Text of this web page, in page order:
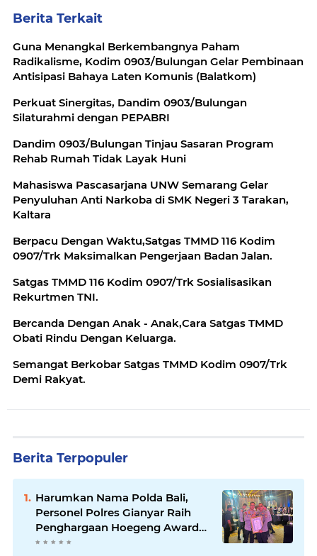
Berita Terkait
Guna Menangkal Berkembangnya Paham
Radikalisme, Kodim 0903/Bulungan Gelar Pembinaan
Antisipasi Bahaya Laten Komunis (Balatkom)
Perkuat Sinergitas, Dandim 0903/Bulungan
Silaturahmi dengan PEPABRI
Dandim 0903/Bulungan Tinjau Sasaran Program
Rehab Rumah Tidak Layak Huni
Mahasiswa Pascasarjana UNW Semarang Gelar
Penyuluhan Anti Narkoba di SMK Negeri 3 Tarakan,
Kaltara
Berpacu Dengan Waktu,Satgas TMMD 116 Kodim
0907/Trk Maksimalkan Pengerjaan Badan Jalan.
Satgas TMMD 116 Kodim 0907/Trk Sosialisasikan
Rekurtmen TNI.
Bercanda Dengan Anak - Anak,Cara Satgas TMMD
Obati Rindu Dengan Keluarga.
Semangat Berkobar Satgas TMMD Kodim 0907/Trk
Demi Rakyat.
Berita Terpopuler
Harumkan Nama Polda Bali,
Personel Polres Gianyar Raih
Penghargaan Hoegeng Awards
2026